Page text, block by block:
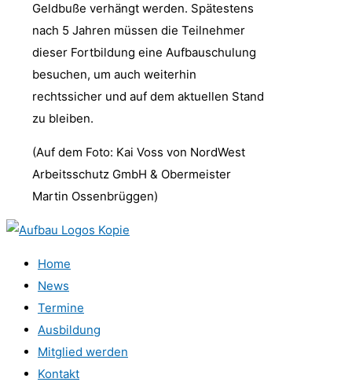
Geldbuße verhängt werden. Spätestens
nach 5 Jahren müssen die Teilnehmer
dieser Fortbildung eine Aufbauschulung
besuchen, um auch weiterhin
rechtssicher und auf dem aktuellen Stand
zu bleiben.
(Auf dem Foto: Kai Voss von NordWest
Arbeitsschutz GmbH & Obermeister
Martin Ossenbrüggen)
Home
News
Termine
Ausbildung
Mitglied werden
Kontakt